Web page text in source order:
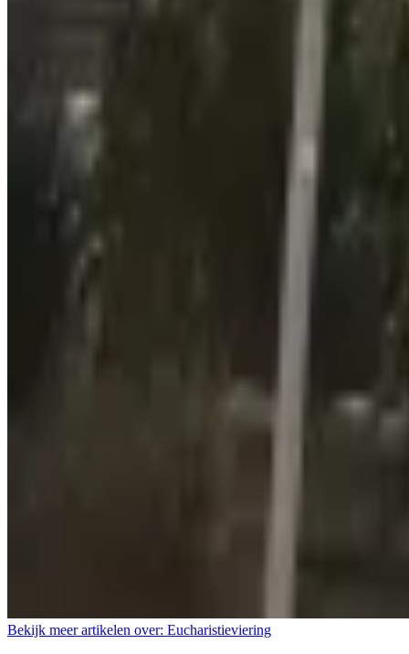
Bekijk meer artikelen over: Eucharistieviering